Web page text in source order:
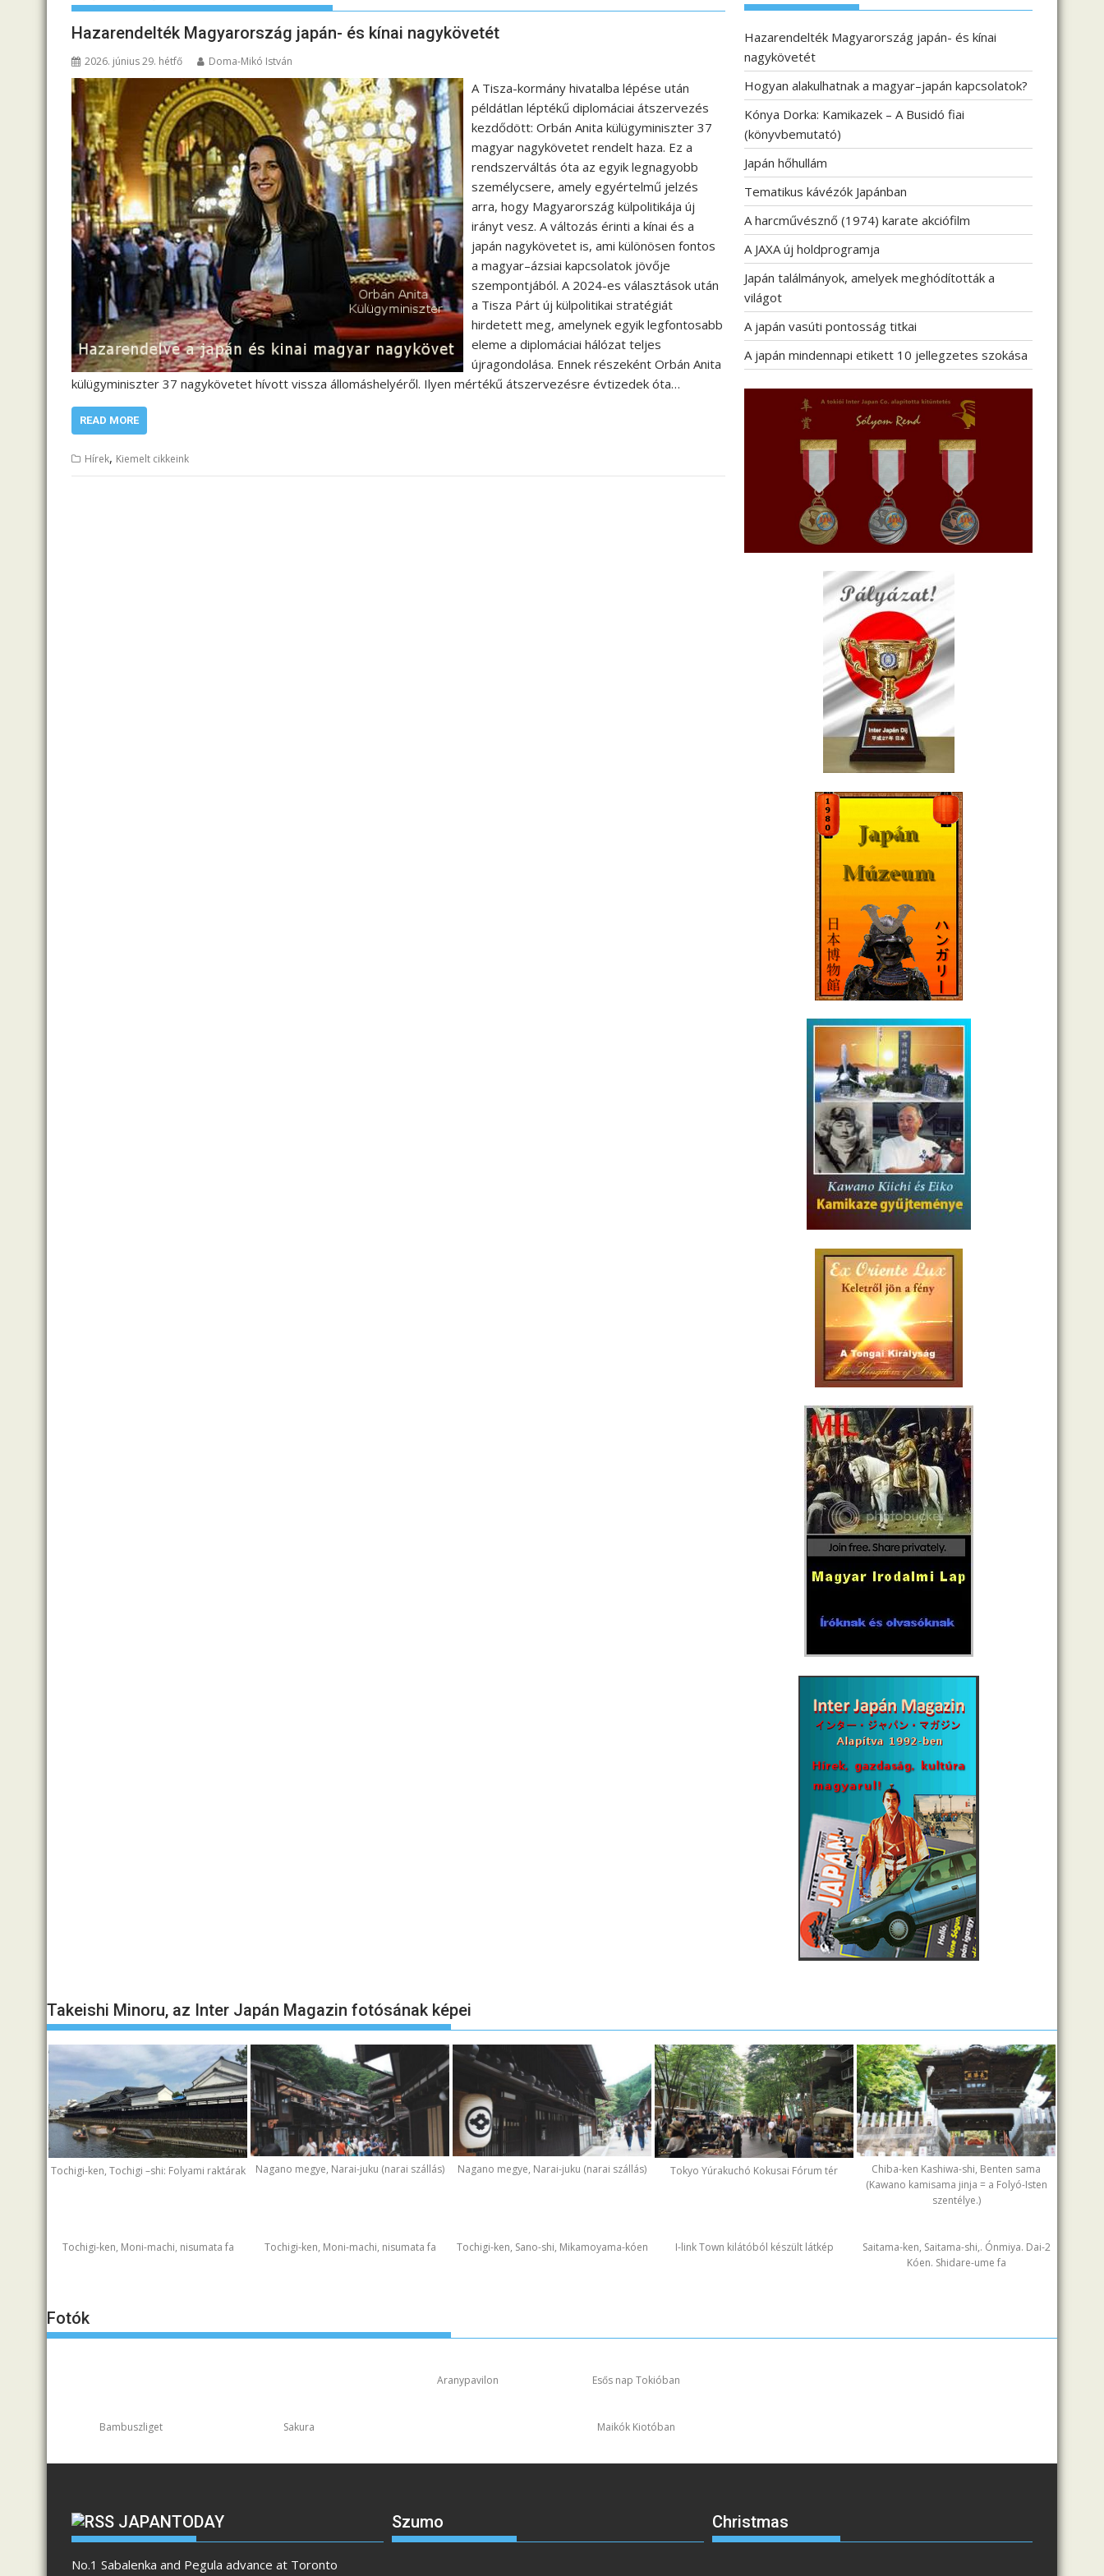
Hazarendelték Magyarország japán- és kínai nagykövetét
2026. június 29. hétfő Doma-Mikó István
A Tisza-kormány hivatalba lépése után
példátlan léptékű diplomáciai átszervezés
kezdődött: Orbán Anita külügyminiszter 37
magyar nagykövetet rendelt haza. Ez a
rendszerváltás óta az egyik legnagyobb
személycsere, amely egyértelmű jelzés
arra, hogy Magyarország külpolitikája új
irányt vesz. A változás érinti a kínai és a
japán nagykövetet is, ami különösen fontos
a magyar–ázsiai kapcsolatok jövője
szempontjából. A 2024-es választások után
a Tisza Párt új külpolitikai stratégiát
hirdetett meg, amelynek egyik legfontosabb
eleme a diplomáciai hálózat teljes
újragondolása. Ennek részeként Orbán Anita
külügyminiszter 37 nagykövetet hívott vissza állomáshelyéről. Ilyen mértékű átszervezésre évtizedek óta…
READ MORE
Hírek, Kiemelt cikkeink
Hazarendelték Magyarország japán- és kínai
nagykövetét
Hogyan alakulhatnak a magyar–japán kapcsolatok?
Kónya Dorka: Kamikazek – A Busidó fiai
(könyvbemutató)
Japán hőhullám
Tematikus kávézók Japánban
A harcművésznő (1974) karate akciófilm
A JAXA új holdprogramja
Japán találmányok, amelyek meghódították a
világot
A japán vasúti pontosság titkai
A japán mindennapi etikett 10 jellegzetes szokása
Takeishi Minoru, az Inter Japán Magazin fotósának képei
Tochigi-ken, Tochigi –shi: Folyami raktárak Nagano megye, Narai-juku (narai szállás) Nagano megye, Narai-juku (narai szállás) Tokyo Yúrakuchó Kokusai Fórum tér
Chiba-ken Kashiwa-shi, Benten sama
(Kawano kamisama jinja = a Folyó-Isten
szentélye.)
Tochigi-ken, Moni-machi, nisumata fa Tochigi-ken, Moni-machi, nisumata fa Tochigi-ken, Sano-shi, Mikamoyama-kóen I-link Town kilátóból készült látkép
Saitama-ken, Saitama-shi,. Ónmiya. Dai-2
Kóen. Shidare-ume fa
Fotók
Aranypavilon Esős nap Tokióban
Bambuszliget Sakura Maikók Kiotóban
JAPANTODAY
No.1 Sabalenka and Pegula advance at Toronto
Szumo Christmas